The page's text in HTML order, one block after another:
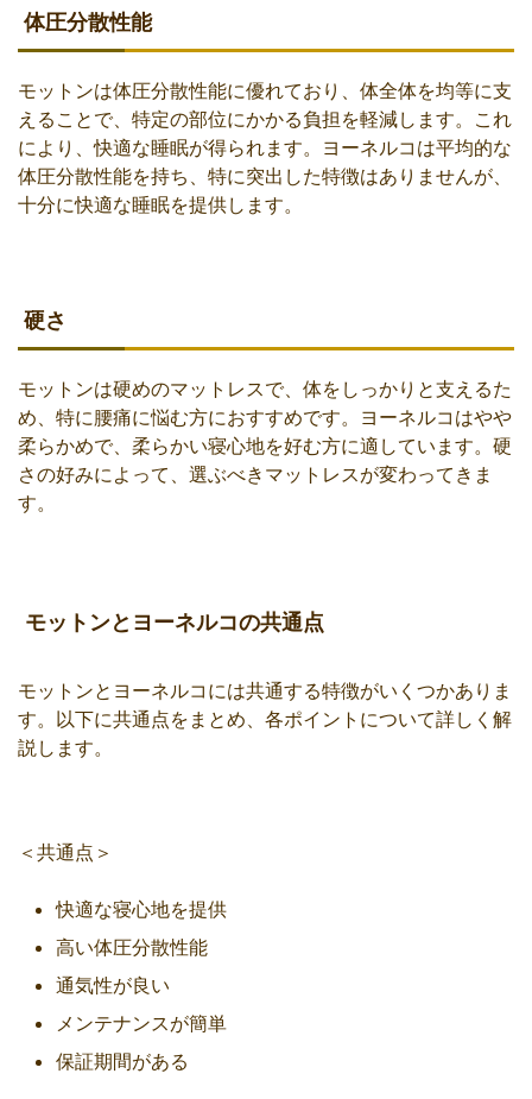
体圧分散性能
モットンは体圧分散性能に優れており、体全体を均等に支
えることで、特定の部位にかかる負担を軽減します。これ
により、快適な睡眠が得られます。ヨーネルコは平均的な
体圧分散性能を持ち、特に突出した特徴はありませんが、
十分に快適な睡眠を提供します。
硬さ
モットンは硬めのマットレスで、体をしっかりと支えるた
め、特に腰痛に悩む方におすすめです。ヨーネルコはやや
柔らかめで、柔らかい寝心地を好む方に適しています。硬
さの好みによって、選ぶべきマットレスが変わってきま
す。
モットンとヨーネルコの共通点
モットンとヨーネルコには共通する特徴がいくつかありま
す。以下に共通点をまとめ、各ポイントについて詳しく解
説します。
＜共通点＞
快適な寝心地を提供
高い体圧分散性能
通気性が良い
メンテナンスが簡単
保証期間がある